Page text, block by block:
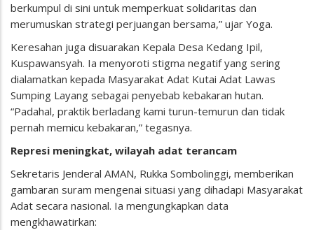
berkumpul di sini untuk memperkuat solidaritas dan
merumuskan strategi perjuangan bersama,” ujar Yoga.
Keresahan juga disuarakan Kepala Desa Kedang Ipil,
Kuspawansyah. Ia menyoroti stigma negatif yang sering
dialamatkan kepada Masyarakat Adat Kutai Adat Lawas
Sumping Layang sebagai penyebab kebakaran hutan.
“Padahal, praktik berladang kami turun-temurun dan tidak
pernah memicu kebakaran,” tegasnya.
Represi meningkat, wilayah adat terancam
Sekretaris Jenderal AMAN, Rukka Sombolinggi, memberikan
gambaran suram mengenai situasi yang dihadapi Masyarakat
Adat secara nasional. Ia mengungkapkan data
mengkhawatirkan: